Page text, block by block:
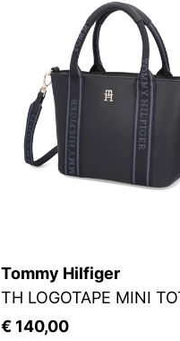
Tommy Hilfiger
TH LOGOTAPE MINI
€ 140,00